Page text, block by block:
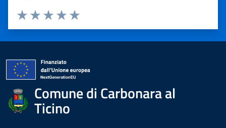
Valuta 5 stelle su 5
Valuta 4 stelle su 5
Valuta 3 stelle su 5
Valuta 2 stelle su 5
Valuta 1 stelle su 5
Comune di Carbonara al
Ticino